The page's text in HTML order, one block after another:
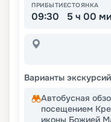
ПРИБЫТИЕ
09:30
СТОЯНКА
5 ч 00
Варианты экскурсий
Автобусная
посещением
иконы Божией